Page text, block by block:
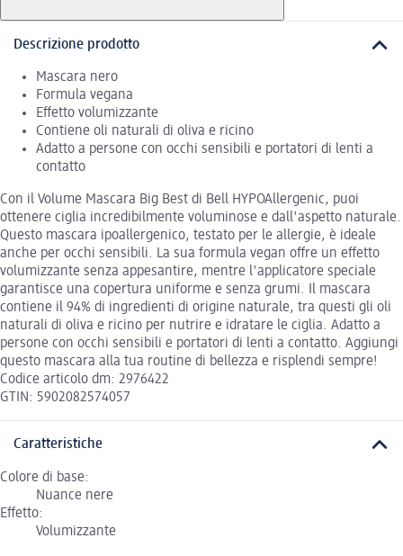
Descrizione prodotto
Mascara nero
Formula vegana
Effetto volumizzante
Contiene oli naturali di oliva e ricino
Adatto a persone con occhi sensibili e portatori di lenti a
contatto
Con il Volume Mascara Big Best di Bell HYPOAllergenic, puoi
ottenere ciglia incredibilmente voluminose e dall'aspetto naturale.
Questo mascara ipoallergenico, testato per le allergie, è ideale
anche per occhi sensibili. La sua formula vegan offre un effetto
volumizzante senza appesantire, mentre l'applicatore speciale
garantisce una copertura uniforme e senza grumi. Il mascara
contiene il 94% di ingredienti di origine naturale, tra questi gli oli
naturali di oliva e ricino per nutrire e idratare le ciglia. Adatto a
persone con occhi sensibili e portatori di lenti a contatto. Aggiungi
questo mascara alla tua routine di bellezza e risplendi sempre!
Codice articolo dm: 2976422
GTIN: 5902082574057
Caratteristiche
Colore di base:
Nuance nere
Effetto:
Volumizzante